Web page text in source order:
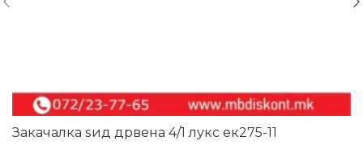
Закачалка ѕид дрвена 4/1 лукс ек275-11